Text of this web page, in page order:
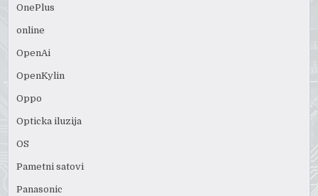
OnePlus
online
OpenAi
OpenKylin
Oppo
Opticka iluzija
OS
Pametni satovi
Panasonic